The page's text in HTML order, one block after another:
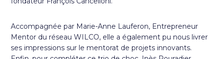
Accompagnée par Marie-Anne Lauferon, Entrepreneur
Mentor du réseau WILCO, elle a également pu nous livrer
ses impressions sur le mentorat de projets innovants.